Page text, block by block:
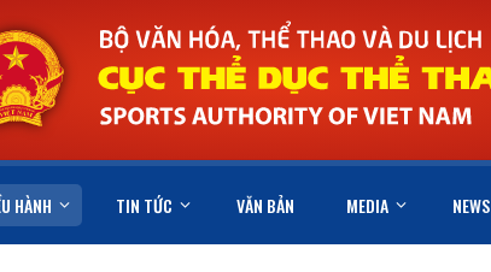
HÀNH TIN TỨC VĂN BẢN MEDIA NEWS